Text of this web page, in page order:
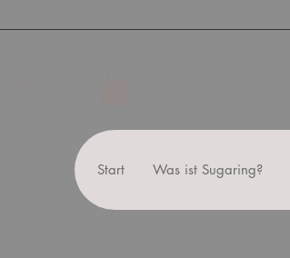
Start Was ist Sugaring?